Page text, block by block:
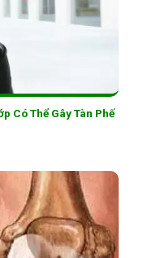
Có Thể Gây Tàn Phế